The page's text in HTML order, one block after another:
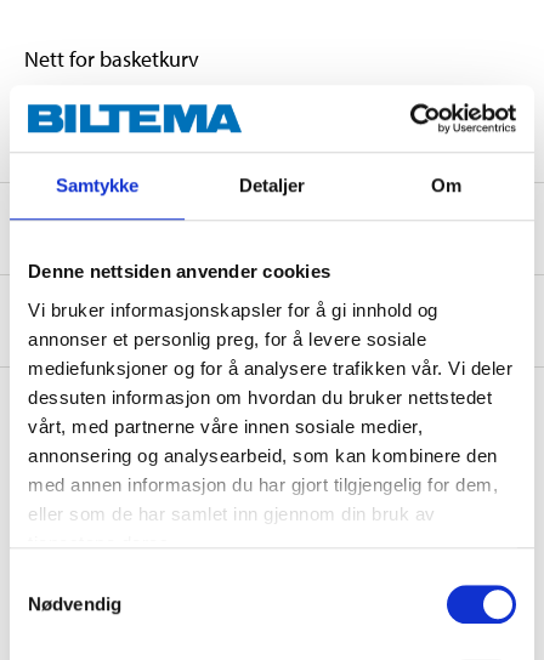
Samtykke Detaljer Om
Denne nettsiden anvender cookies
Vi bruker informasjonskapsler for å gi innhold og
annonser et personlig preg, for å levere sosiale
mediefunksjoner og for å analysere trafikken vår. Vi deler
dessuten informasjon om hvordan du bruker nettstedet
vårt, med partnerne våre innen sosiale medier,
annonsering og analysearbeid, som kan kombinere den
med annen informasjon du har gjort tilgjengelig for dem,
eller som de har samlet inn gjennom din bruk av
Nødvendig
Nett for basketkurv
Sikkerhetsinformasjon og øvrige dokumenter
Om produsenten
Kjøp & Hent
Kjøp & Hent i ditt varehus.